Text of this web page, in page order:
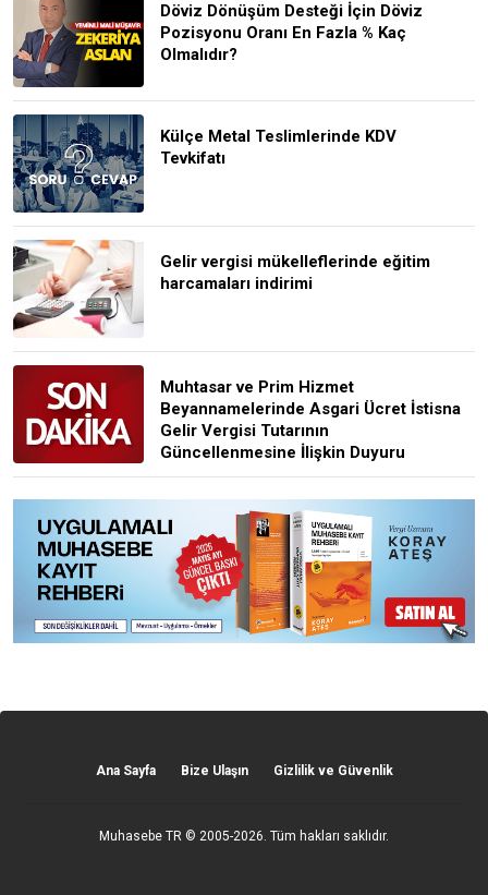
Döviz Dönüşüm Desteği İçin Döviz
Pozisyonu Oranı En Fazla % Kaç
Olmalıdır?
Külçe Metal Teslimlerinde KDV
Tevkifatı
Gelir vergisi mükelleflerinde eğitim
harcamaları indirimi
Muhtasar ve Prim Hizmet
Beyannamelerinde Asgari Ücret İstisna
Gelir Vergisi Tutarının
Güncellenmesine İlişkin Duyuru
Ana Sayfa Bize Ulaşın Gizlilik ve Güvenlik
Muhasebe TR © 2005-2026. Tüm hakları saklıdır.